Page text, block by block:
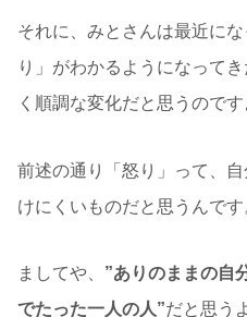
それに、みとさんは最近に
り」がわかるようになって
く順調な変化だと思うのです
前述の通り「怒り」って、
けにくいものだと思うんです
ましてや、 ”ありのままの自
でたった一人の人”だと思う